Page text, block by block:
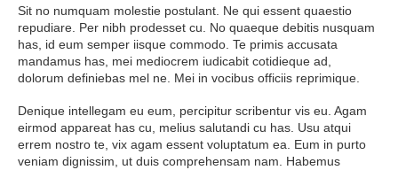
Sit no numquam molestie postulant. Ne qui essent quaestio
repudiare. Per nibh prodesset cu. No quaeque debitis nusquam
has, id eum semper iisque commodo. Te primis accusata
mandamus has, mei mediocrem iudicabit cotidieque ad,
dolorum definiebas mel ne. Mei in vocibus officiis reprimique.
Denique intellegam eu eum, percipitur scribentur vis eu. Agam
eirmod appareat has cu, melius salutandi cu has. Usu atqui
errem nostro te, vix agam essent voluptatum ea. Eum in purto
veniam dignissim, ut duis comprehensam nam. Habemus